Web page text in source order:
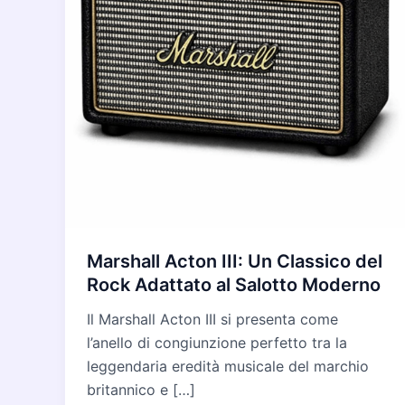
Marshall Acton III: Un Classico del
Rock Adattato al Salotto Moderno
Il Marshall Acton III si presenta come
l’anello di congiunzione perfetto tra la
leggendaria eredità musicale del marchio
britannico e […]